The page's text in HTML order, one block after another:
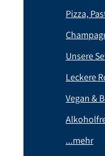
Pizza,
Unsere
Leckere
Vegan &
...mehr